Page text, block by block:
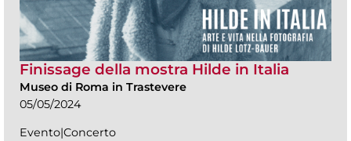
Finissage della mostra Hilde in Italia
Museo di Roma in Trastevere
05/05/2024
Evento|Concerto